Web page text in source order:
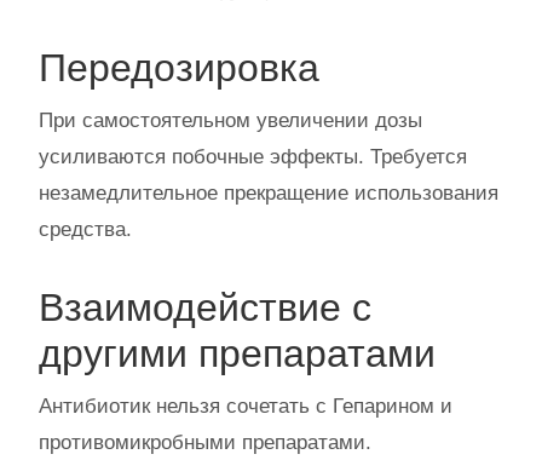
Передозировка
При самостоятельном увеличении дозы
усиливаются побочные эффекты. Требуется
незамедлительное прекращение использования
средства.
Взаимодействие с
другими препаратами
Антибиотик нельзя сочетать с Гепарином и
противомикробными препаратами.